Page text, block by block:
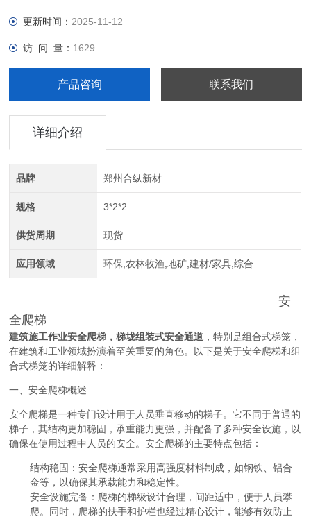
更新时间： 2025-11-12
访 问 量： 1629
产品咨询 联系我们
详细介绍
品牌 郑州合纵新材
规格 3*2*2
供货周期 现货
应用领域 环保,农林牧渔,地矿,建材/家具,综合
安
全爬梯
建筑施工作业安全爬梯，梯垅组装式安全通道 ，特别是组合式梯笼，
在建筑和工业领域扮演着至关重要的角色。以下是关于安全爬梯和组
合式梯笼的详细解释：
一、安全爬梯概述
安全爬梯是一种专门设计用于人员垂直移动的梯子。它不同于普通的
梯子，其结构更加稳固，承重能力更强，并配备了多种安全设施，以
确保在使用过程中人员的安全。安全爬梯的主要特点包括：
结构稳固：安全爬梯通常采用高强度材料制成，如钢铁、铝合
金等，以确保其承载能力和稳定性。
安全设施完备：爬梯的梯级设计合理，间距适中，便于人员攀
爬。同时，爬梯的扶手和护栏也经过精心设计，能够有效防止